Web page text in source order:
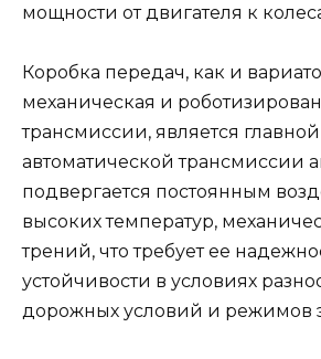
мощности от двигателя к
Коробка передач, как и
механическая и
трансмиссии, является
автоматической трансмиссии
подвергается постоянным
высоких температур,
трений, что требует ее
устойчивости в условиях
дорожных условий и режимов